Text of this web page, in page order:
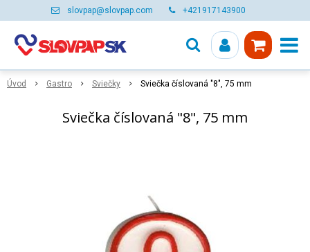
slovpap@slovpap.com +421917143900
Úvod Gastro Sviečky Sviečka číslovaná "8", 75 mm
Sviečka číslovaná "8", 75 mm